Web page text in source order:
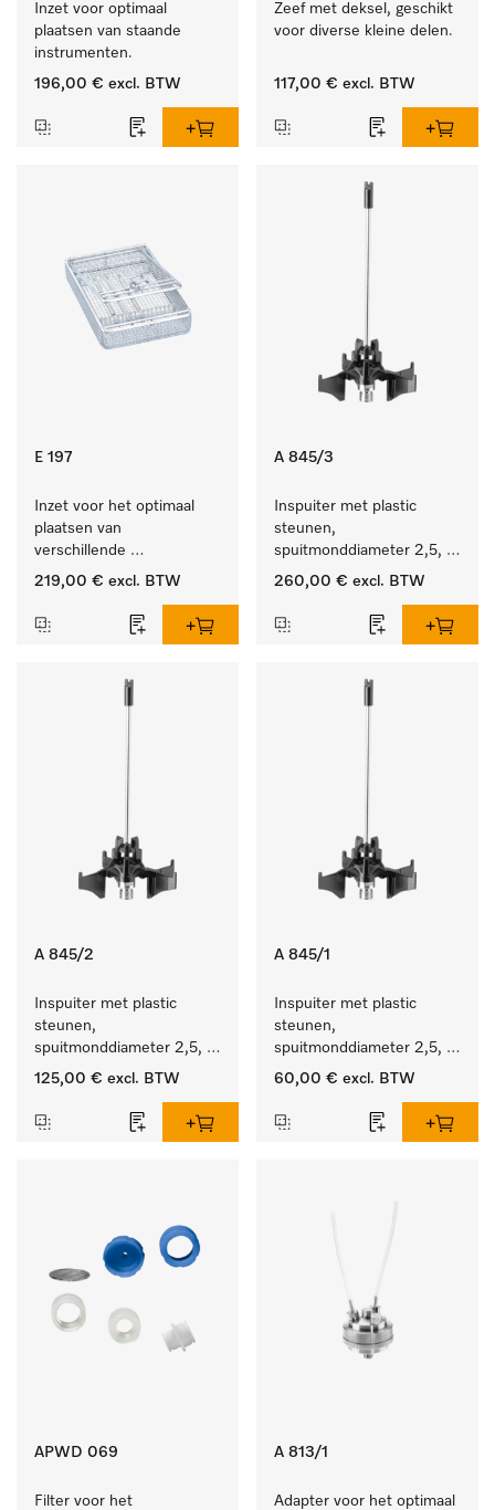
Inzet voor optimaal
plaatsen van staande
instrumenten.
196,00 € excl. BTW
Zeef met deksel, geschikt
voor diverse kleine delen.
117,00 € excl. BTW
E 197
Inzet voor het optimaal
plaatsen van
verschillende
instrumenten.
219,00 € excl. BTW
A 845/3
Inspuiter met plastic
steunen,
spuitmonddiameter 2,5,
lengte 125 mm, 20 stuks.
260,00 € excl. BTW
A 845/2
Inspuiter met plastic
steunen,
spuitmonddiameter 2,5,
lengte 125 mm, 10 stuks.
125,00 € excl. BTW
A 845/1
Inspuiter met plastic
steunen,
spuitmonddiameter 2,5,
lengte 125 mm, 5 stuks.
60,00 € excl. BTW
APWD 069
Filter voor het
A 813/1
Adapter voor het optimaal